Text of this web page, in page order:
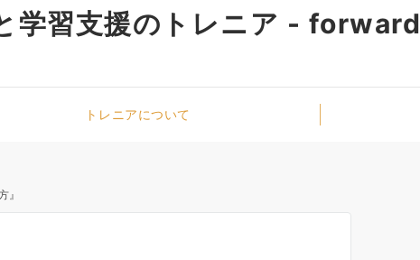
学習支援のトレニア - forward
トレニアについて
』